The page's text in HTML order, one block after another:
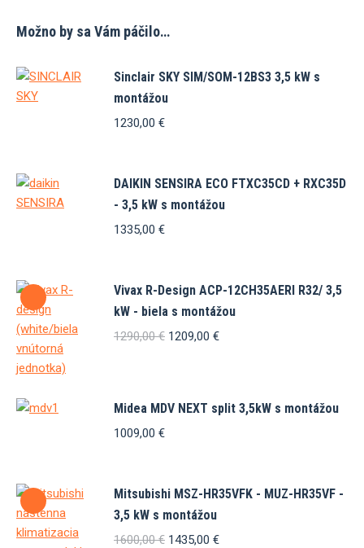
Možno by sa Vám páčilo…
Sinclair SKY SIM/SOM-12BS3 3,5 kW s
montážou
1230,00 €
DAIKIN SENSIRA ECO FTXC35CD + RXC35D
- 3,5 kW s montážou
1335,00 €
Vivax R-Design ACP-12CH35AERI R32/ 3,5
kW - biela s montážou
1290,00€ Pôvodná
1209,00 €Aktuálna
Midea MDV NEXT split 3,5kW s montážou
1009,00 €
Mitsubishi MSZ-HR35VFK - MUZ-HR35VF -
3,5 kW s montážou
1600,00€ Pôvodná
1435,00 €Aktuálna